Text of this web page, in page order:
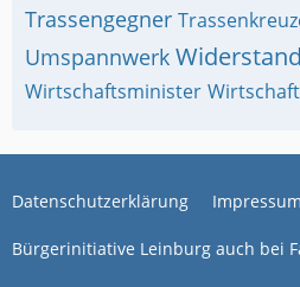
Trassengegner
Umspannwerk Widerstand
Wirtschaftsminister
Datenschutzerklärung Impressum
Bürgerinitiative Leinburg auch bei